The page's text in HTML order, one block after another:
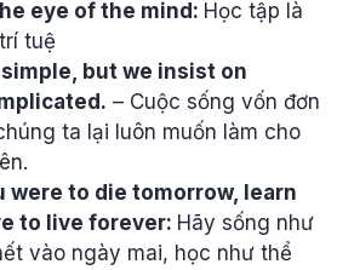
eye of the mind: Học tập là
tuệ
but we insist on
– Cuộc sống vốn đơn
ta lại luôn muốn làm cho
were to die tomorrow, learn
to live forever: Hãy sống như
vào ngày mai, học như thể